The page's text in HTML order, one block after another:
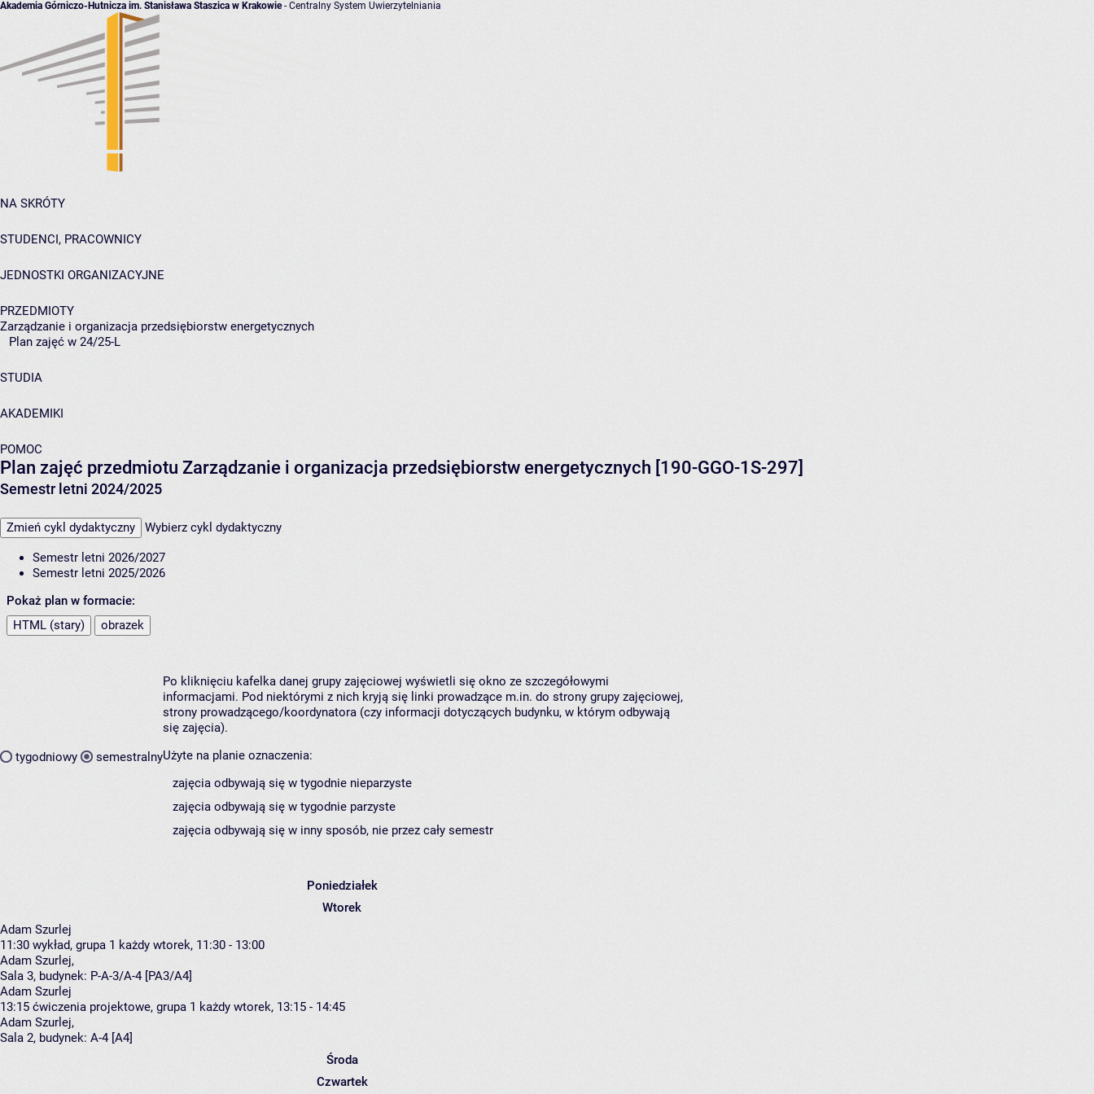
Akademia Górniczo-Hutnicza im. Stanisława Staszica w Krakowie- Centralny System Uwierzytelniania
NA SKRÓTY
STUDENCI, PRACOWNICY
JEDNOSTKI ORGANIZACYJNE
PRZEDMIOTY
Zarządzanie i organizacja przedsiębiorstw energetycznych
Plan zajęć w 24/25-L
STUDIA
AKADEMIKI
POMOC
Plan zajęć przedmiotu Zarządzanie i organizacja przedsiębiorstw energetycznych [190-GGO-1S-297]
Semestr letni 2024/2025
Zmień cykl dydaktyczny Wybierz cykl dydaktyczny
Semestr letni 2026/2027
Semestr letni 2025/2026
Pokaż plan w formacie:
HTML (stary)
obrazek
tygodniowy semestralny
Po kliknięciu kafelka danej grupy zajęciowej wyświetli się okno ze szczegółowymi
informacjami. Pod niektórymi z nich kryją się linki prowadzące m.in. do strony grupy zajęciowej,
strony prowadzącego/koordynatora (czy informacji dotyczących budynku, w którym odbywają
się zajęcia).
Użyte na planie oznaczenia:
zajęcia odbywają się w tygodnie nieparzyste
zajęcia odbywają się w tygodnie parzyste
zajęcia odbywają się w inny sposób, nie przez cały semestr
Poniedziałek
Wtorek
Adam Szurlej
11:30 wykład, grupa 1 każdy wtorek, 11:30 - 13:00
Adam Szurlej,
Sala 3, budynek: P-A-3/A-4 [PA3/A4]
Adam Szurlej
13:15 ćwiczenia projektowe, grupa 1 każdy wtorek, 13:15 - 14:45
Adam Szurlej,
Sala 2, budynek: A-4 [A4]
Środa
Czwartek